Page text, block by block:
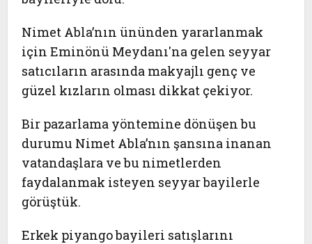
Nimet Abla’nın ününden yararlanmak
için Eminönü Meydanı'na gelen seyyar
satıcıların arasında makyajlı genç ve
güzel kızların olması dikkat çekiyor.
Bir pazarlama yöntemine dönüşen bu
durumu Nimet Abla’nın şansına inanan
vatandaşlara ve bu nimetlerden
faydalanmak isteyen seyyar bayilerle
görüştük.
Erkek piyango bayileri satışlarını